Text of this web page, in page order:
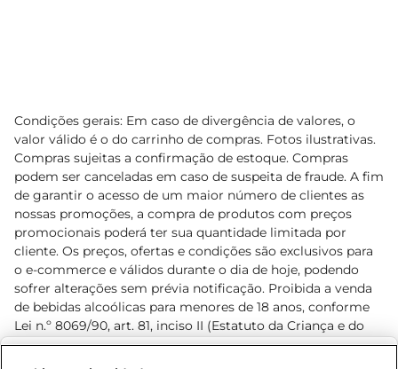
Condições gerais: Em caso de divergência de valores, o
valor válido é o do carrinho de compras. Fotos ilustrativas.
Compras sujeitas a confirmação de estoque. Compras
podem ser canceladas em caso de suspeita de fraude. A fim
de garantir o acesso de um maior número de clientes as
nossas promoções, a compra de produtos com preços
promocionais poderá ter sua quantidade limitada por
cliente. Os preços, ofertas e condições são exclusivos para
o e-commerce e válidos durante o dia de hoje, podendo
sofrer alterações sem prévia notificação. Proibida a venda
de bebidas alcoólicas para menores de 18 anos, conforme
Lei n.º 8069/90, art. 81, inciso II (Estatuto da Criança e do
Adolescente). Preços e condições exclusivos para o